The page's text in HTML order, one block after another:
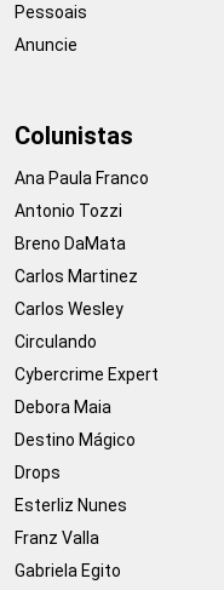
Pessoais
Anuncie
Colunistas
Ana Paula Franco
Antonio Tozzi
Breno DaMata
Carlos Martinez
Carlos Wesley
Circulando
Cybercrime Expert
Debora Maia
Destino Mágico
Drops
Esterliz Nunes
Franz Valla
Gabriela Egito